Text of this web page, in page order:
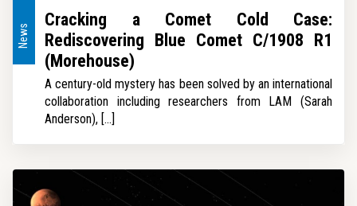
News
Cracking a Comet Cold Case:
Rediscovering Blue Comet C/1908 R1
(Morehouse)
A century-old mystery has been solved by an international
collaboration including researchers from LAM (Sarah
Anderson), [...]